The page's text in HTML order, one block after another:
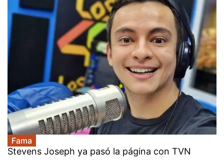
Fama
Stevens Joseph ya pasó la página con TVN